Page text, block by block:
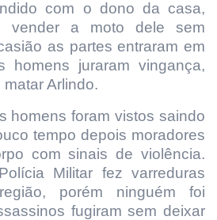
com o dono da casa,
vender a moto dele sem
as partes entraram em
homens juraram vingança,
Arlindo.
homens foram vistos saindo
tempo depois moradores
com sinais de violência.
Militar fez varreduras
porém ninguém foi
fugiram sem deixar